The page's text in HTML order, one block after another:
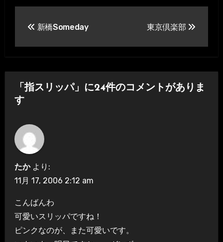
ビ
ゲ
シ
ョ
ン
新橋Someday 東京倶楽部
「指スリッパ」に24件のコメントがありま
す
たか より:
11月 17, 2006 2:12 am
こんばんわ
可愛いスリッパですね！
ピンクなのが、また可愛いです。